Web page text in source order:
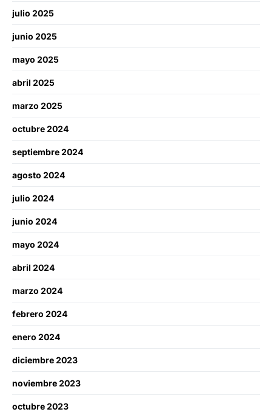
julio 2025
junio 2025
mayo 2025
abril 2025
marzo 2025
octubre 2024
septiembre 2024
agosto 2024
julio 2024
junio 2024
mayo 2024
abril 2024
marzo 2024
febrero 2024
enero 2024
diciembre 2023
noviembre 2023
octubre 2023